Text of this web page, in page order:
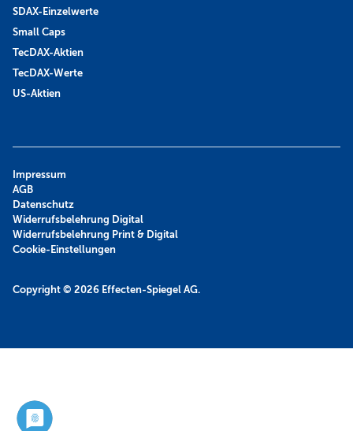
SDAX-Einzelwerte
Small Caps
TecDAX-Aktien
TecDAX-Werte
US-Aktien
Copyright © 2026 Effecten-Spiegel AG.
Impressum
AGB
Datenschutz
Widerrufsbelehrung Digital
Widerrufsbelehrung Print & Digital
Cookie-Einstellungen